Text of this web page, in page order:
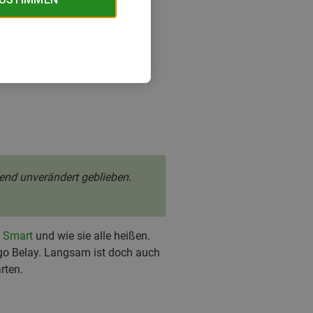
unverändert geblieben.
Smart und wie sie alle heißen.
Belay. Langsam ist doch auch